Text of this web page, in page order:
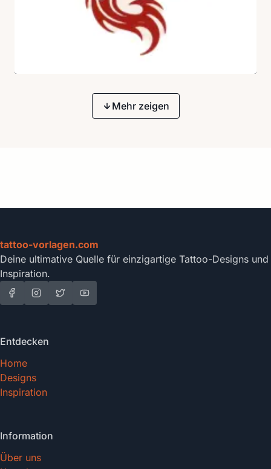
Mehr zeigen
tattoo-vorlagen.com
Deine ultimative Quelle für einzigartige Tattoo-Designs und
Inspiration.
Entdecken
Home
Designs
Inspiration
Information
Über uns